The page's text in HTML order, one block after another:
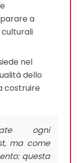
a
nel
dello
costruire
ogni
ma come
questa